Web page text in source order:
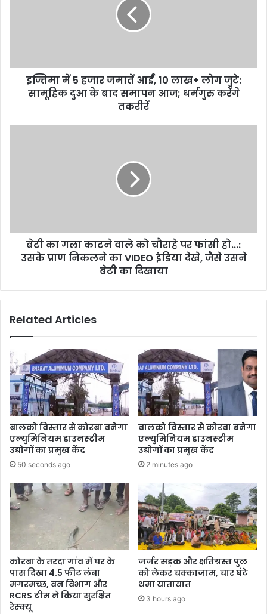
लोग
सामूहिक
इज्तिमा में 5 हजार जमातें आईं, 10 लाख+ लोग जुटे:
सामूहिक दुआ के बाद समापन आज; धर्मगुरु करेंगे
तकरीरें
फांसी
उसके
का
इंडिया
उसने
बेटी
का
दिखाया
बेटी का गला काटने वाले को चौराहे पर फांसी हो...:
उसके प्राण निकलने का VIDEO इंडिया देखे, जैसे उसने
बेटी का दिखाया
Related Articles
बालको विस्तार से कोरबा बनेगा
एल्युमिनियम डाउनस्ट्रीम
उद्योगों का प्रमुख केंद्र
50 seconds ago
बालको विस्तार से कोरबा बनेगा
एल्युमिनियम डाउनस्ट्रीम
उद्योगों का प्रमुख केंद्र
2 minutes ago
कोरबा के तरदा गांव में घर के
पास दिखा 4.5 फीट लंबा
मगरमच्छ, वन विभाग और
RCRS टीम ने किया सुरक्षित
रेस्क्यू
जर्जर सड़क और क्षतिग्रस्त पुल
को लेकर चक्काजाम, चार घंटे
थमा यातायात
3 hours ago